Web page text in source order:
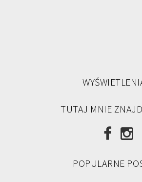
TUTAJ MNIE
POPULARNE